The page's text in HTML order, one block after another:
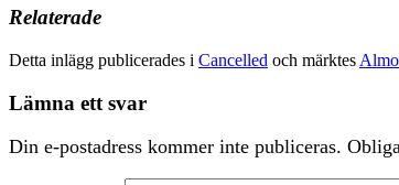
Relaterade
Detta inlägg publicerades i Cancelled och märktes
Lämna ett svar
Din e-postadress kommer inte publiceras.